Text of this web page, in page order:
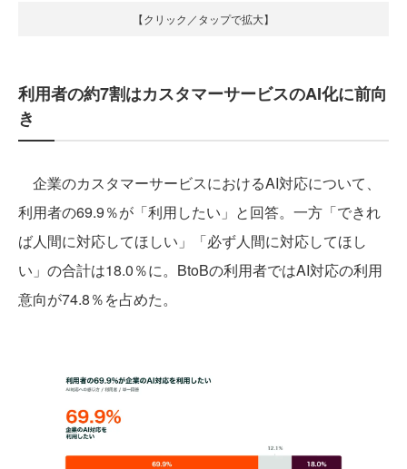
【クリック／タップで拡大】
利用者の約7割はカスタマーサービスのAI化に前向
き
企業のカスタマーサービスにおけるAI対応について、
利用者の69.9％が「利用したい」と回答。一方「できれ
ば人間に対応してほしい」「必ず人間に対応してほし
い」の合計は18.0％に。BtoBの利用者ではAI対応の利用
意向が74.8％を占めた。